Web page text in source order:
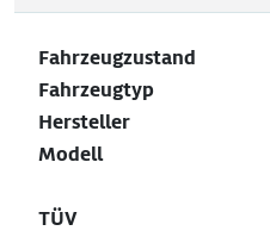
Fahrzeugzustand
Fahrzeugtyp
Hersteller
Modell
TÜV